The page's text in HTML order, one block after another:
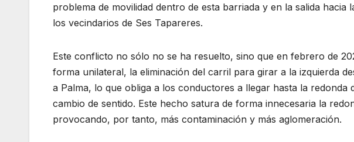
problema de movilidad dentro de esta barriada y en la salida hacia
los vecindarios de Ses Tapareres.
Este conflicto no sólo no se ha resuelto, sino que en febrero de
forma unilateral, la eliminación del carril para girar a la izquierda
a Palma, lo que obliga a los conductores a llegar hasta la redonda
cambio de sentido. Este hecho satura de forma innecesaria la
provocando, por tanto, más contaminación y más aglomeración.